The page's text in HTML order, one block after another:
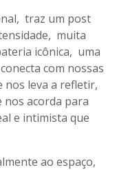
traz um post
muita
icônica, uma
com nossas
nos leva a refletir,
nos acorda para
e intimista que
ao espaço,